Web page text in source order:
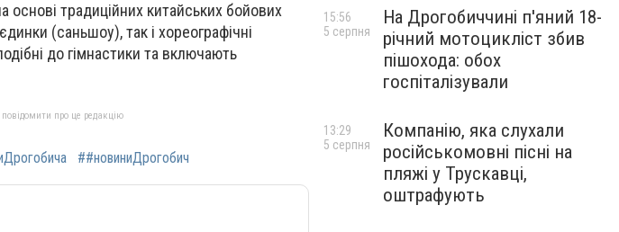
традиційних китайських бойових
(саньшоу), так і хореографічні
до гімнастики та включають
про це редакцію
##новиниДрогобич
На Дрогобиччині п'яний 18-
річний мотоцикліст збив
пішохода: обох
госпіталізували
15:56
5 серпня
Компанію, яка слухали
російськомовні пісні на
пляжі у Трускавці,
оштрафують
13:29
5 серпня